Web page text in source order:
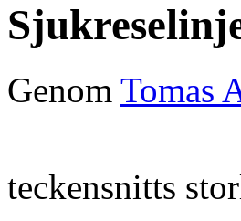
Genom Tomas
teckensnitts